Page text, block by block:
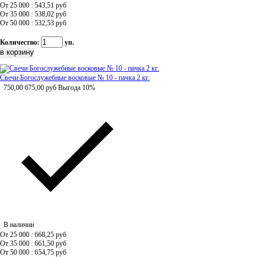
От 25 000 : 543,51 руб
От 35 000 : 538,02 руб
От 50 000 : 532,53 руб
Количество: уп.
Свечи Богослужебные восковые № 10 - пачка 2 кг.
750,00 675,00 руб Выгода 10%
В наличии
От 25 000 : 668,25 руб
От 35 000 : 661,50 руб
От 50 000 : 654,75 руб